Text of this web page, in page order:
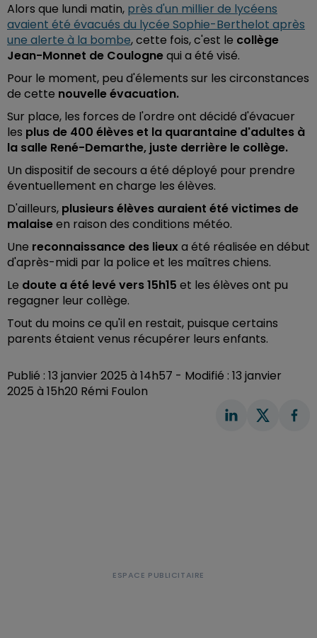
Alors que lundi matin, près d'un millier de lycéens
avaient été évacués du lycée Sophie-Berthelot après
une alerte à la bombe, cette fois, c'est le collège
Jean-Monnet de Coulognequi a été visé.
Pour le moment, peu d'élements sur les circonstances
de cette nouvelle évacuation.
Sur place, les forces de l'ordre ont décidé d'évacuer
les plus de 400 élèves et la quarantaine d'adultes à
la salle René-Demarthe, juste derrière le collège.
Un dispositif de secours a été déployé pour prendre
éventuellement en charge les élèves.
D'ailleurs, plusieurs élèves auraient été victimes de
malaiseen raison des conditions météo.
Une reconnaissance des lieuxa été réalisée en début
d'après-midi par la police et les maîtres chiens.
Le doute a été levé vers 15h15 et les élèves ont pu
regagner leur collège.
Tout du moins ce qu'il en restait, puisque certains
parents étaient venus récupérer leurs enfants.
Publié : 13 janvier 2025 à 14h57 - Modifié : 13 janvier
2025 à 15h20 Rémi Foulon